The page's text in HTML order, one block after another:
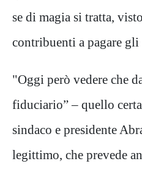
se di magia si tratta,
contribuenti a pagare
"Oggi però vedere che
fiduciario” – quello
sindaco e presidente
legittimo, che prevede